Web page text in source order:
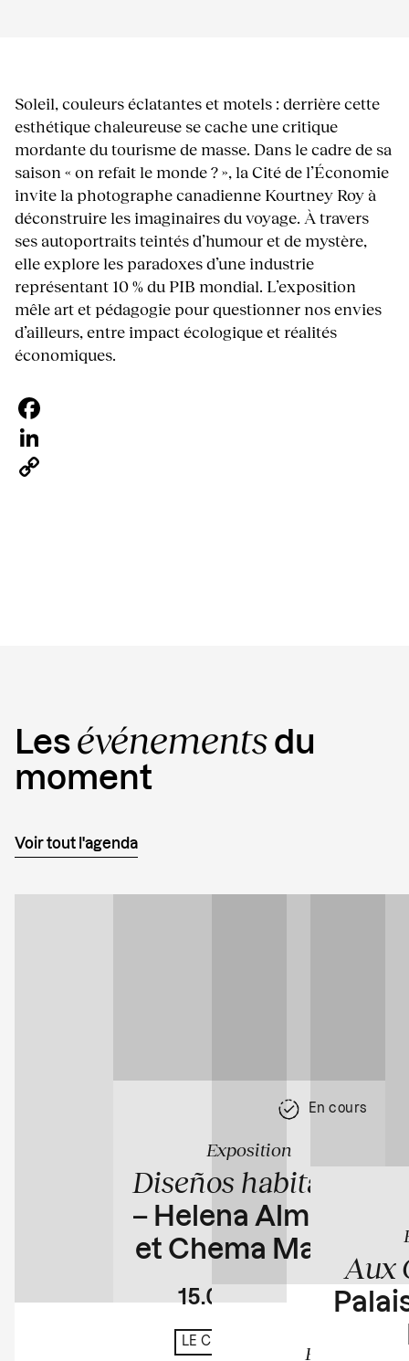
Soleil, couleurs éclatantes et motels : derrière cette
esthétique chaleureuse se cache une critique
mordante du tourisme de masse. Dans le cadre de sa
saison « on refait le monde ? », la Cité de l’Économie
invite la photographe canadienne Kourtney Roy à
déconstruire les imaginaires du voyage. À travers
ses autoportraits teintés d’humour et de mystère,
elle explore les paradoxes d’une industrie
représentant 10 % du PIB mondial. L’exposition
mêle art et pédagogie pour questionner nos envies
d’ailleurs, entre impact écologique et réalités
économiques.
Facebook
LinkedIn
Les événements du
moment
Voir tout l'agenda
En cours
En cours
Exposition
Diseños habitados
– Helena Almeida
et Chema Madoz
15.04 23.08
LE CHÂTEAU D'EAU
Exposition
Aux